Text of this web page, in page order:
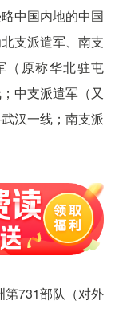
中国内地的中国
支派遣军、南支
（原称华北驻屯
中支派遣军（又
汉一线；南支派
第731部队（对外